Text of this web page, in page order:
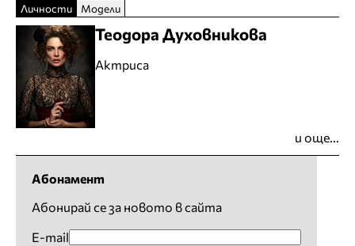
Личности Модели
Теодора Духовникова
Актриса
и още...
Абонамент
Абонирай се за новото в сайта
E-mail